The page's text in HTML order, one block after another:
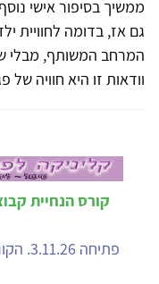
גם אז, בדומה לחוויית
המרחב המשותף, מבלי
וודאות זו היא חוויה של
קורס הנחיית